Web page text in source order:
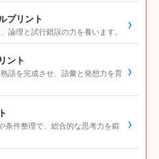
プリント
論理と試行錯誤の力を養います。 ›
ント
語を完成させ、語彙と発想力を育
›
条件整理で、総合的な思考力を鍛
›